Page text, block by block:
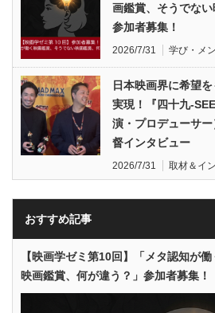
画鑑賞、そうでない
参加者募集！
2026/7/31 学び・メ
日本映画界に希望
実現！『四十九-
演・プロデューサ
督インタビュー
2026/7/31 取材＆イ
おすすめ記事
【映画学ゼミ第10回】「メタ認知が
映画鑑賞、何が違う？」参加者募集！